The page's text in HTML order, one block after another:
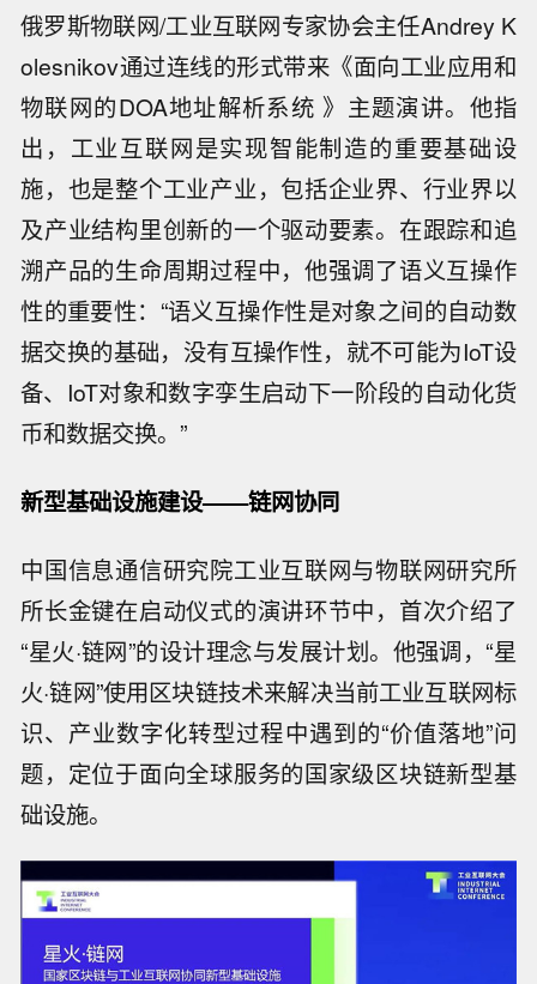
俄罗斯物联网/工业互联网专家协会主任Andrey K
olesnikov通过连线的形式带来《面向工业应用和
物联网的DOA地址解析系统 》主题演讲。他指
出，工业互联网是实现智能制造的重要基础设
施，也是整个工业产业，包括企业界、行业界以
及产业结构里创新的一个驱动要素。在跟踪和追
溯产品的生命周期过程中，他强调了语义互操作
性的重要性：“语义互操作性是对象之间的自动数
据交换的基础，没有互操作性，就不可能为IoT设
备、IoT对象和数字孪生启动下一阶段的自动化货
币和数据交换。”
新型基础设施建设——链网协同
中国信息通信研究院工业互联网与物联网研究所
所长金键在启动仪式的演讲环节中，首次介绍了
“星火·链网”的设计理念与发展计划。他强调，“星
火·链网”使用区块链技术来解决当前工业互联网标
识、产业数字化转型过程中遇到的“价值落地”问
题，定位于面向全球服务的国家级区块链新型基
础设施。